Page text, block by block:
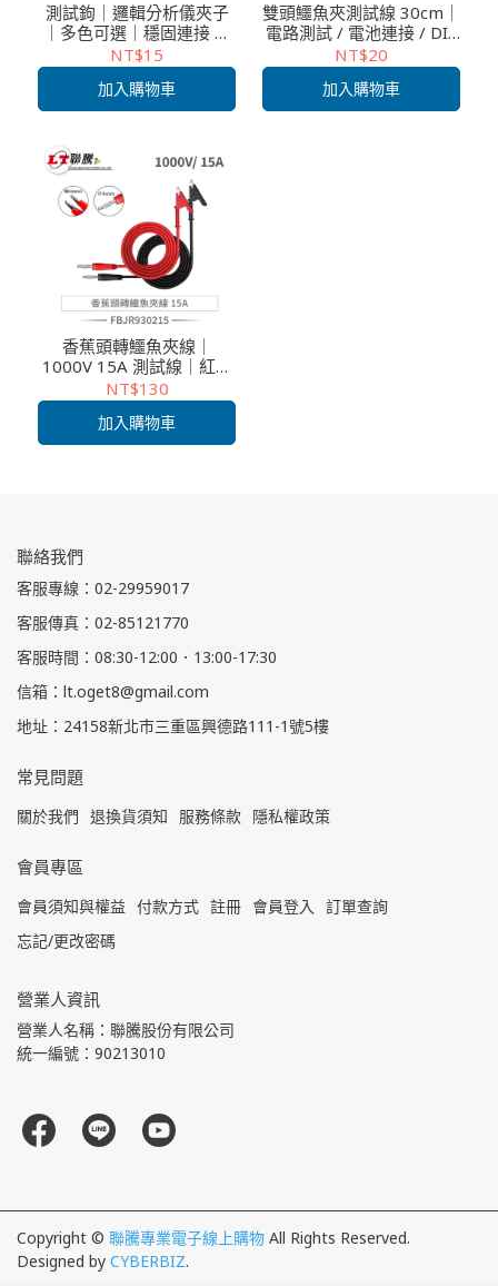
測試鉤｜邏輯分析儀夾子
｜多色可選｜穩固連接 精
準測試｜電路診斷專用｜2
入包裝
NT$15
加入購物車
雙頭鱷魚夾測試線 30cm｜
電路測試 / 電池連接 / DIY
實驗 / 技藝競賽必備
NT$20
加入購物車
香蕉頭轉鱷魚夾線｜
1000V 15A 測試線｜紅黑
電源測試導線｜多用途電
錶連接線
NT$130
加入購物車
聯絡我們
客服專線：02-29959017
客服傳真：02-85121770
客服時間：08:30-12:00．13:00-17:30
信箱：lt.oget8@gmail.com
地址：24158新北市三重區興德路111-1號5樓
常見問題
關於我們 退換貨須知 服務條款 隱私權政策
會員專區
會員須知與權益 付款方式 註冊 會員登入
訂單查詢
忘記/更改密碼
營業人資訊
營業人名稱：聯騰股份有限公司
統一編號：90213010
Copyright © 聯騰專業電子線上購物 All Rights Reserved.
Designed by CYBERBIZ.